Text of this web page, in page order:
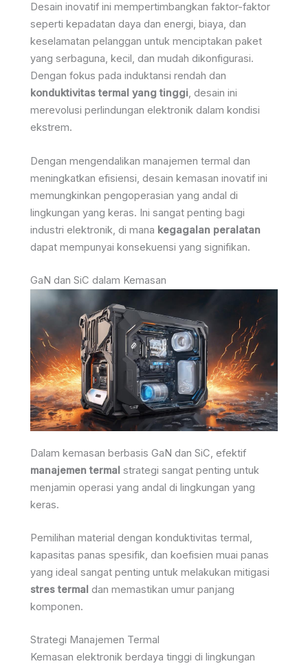
Desain inovatif ini mempertimbangkan faktor-faktor
seperti kepadatan daya dan energi, biaya, dan
keselamatan pelanggan untuk menciptakan paket
yang serbaguna, kecil, dan mudah dikonfigurasi.
Dengan fokus pada induktansi rendah dan
konduktivitas termal yang tinggi, desain ini
merevolusi perlindungan elektronik dalam kondisi
ekstrem.
Dengan mengendalikan manajemen termal dan
meningkatkan efisiensi, desain kemasan inovatif ini
memungkinkan pengoperasian yang andal di
lingkungan yang keras. Ini sangat penting bagi
industri elektronik, di mana kegagalan peralatan
dapat mempunyai konsekuensi yang signifikan.
GaN dan SiC dalam Kemasan
Dalam kemasan berbasis GaN dan SiC, efektif
manajemen termal strategi sangat penting untuk
menjamin operasi yang andal di lingkungan yang
keras.
Pemilihan material dengan konduktivitas termal,
kapasitas panas spesifik, dan koefisien muai panas
yang ideal sangat penting untuk melakukan mitigasi
stres termal dan memastikan umur panjang
komponen.
Strategi Manajemen Termal
Kemasan elektronik berdaya tinggi di lingkungan